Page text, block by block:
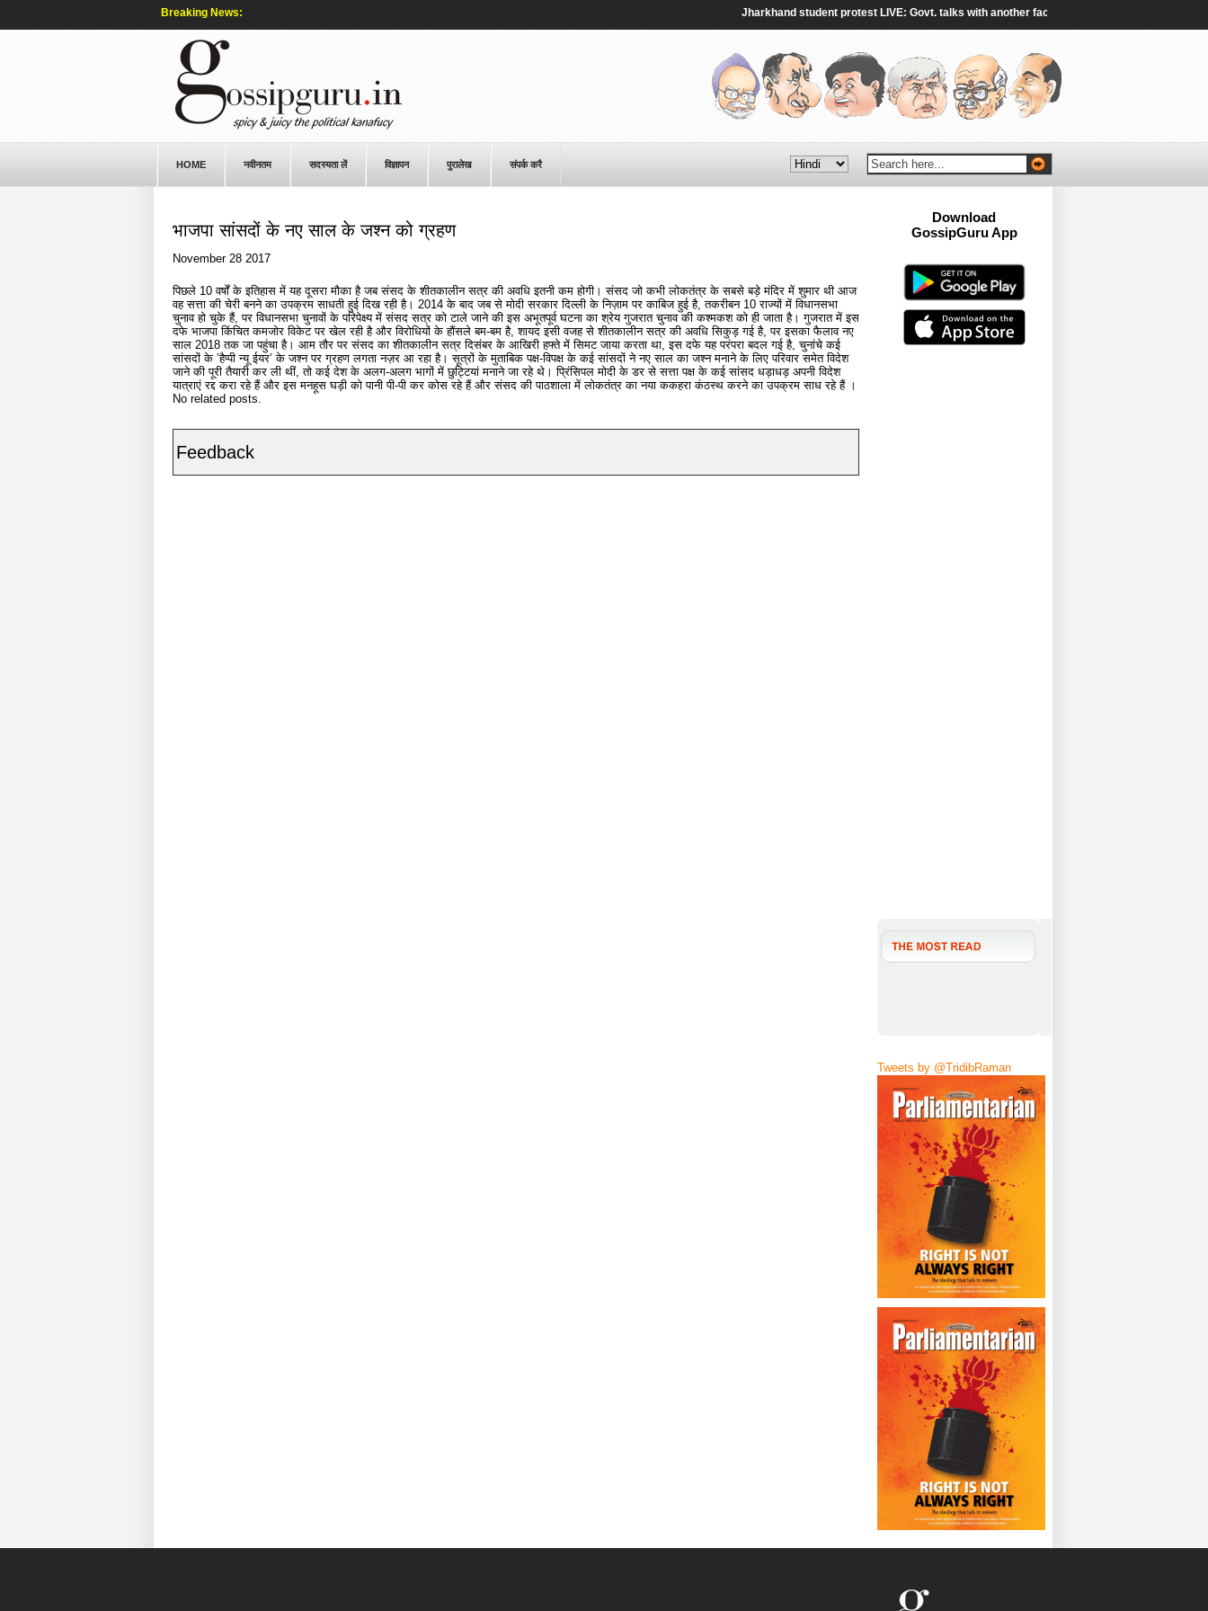
Breaking News: Jharkhand student protest LIVE: Govt. talks with another faction of protestors end without
HOME नवीनतम सदस्यता लें विज्ञापन पुरालेख संपर्क करै
भाजपा सांसदों के नए साल के जश्न को ग्रहण
November 28 2017
पिछले 10 वर्षों के इतिहास में यह दूसरा मौका है जब संसद के शीतकालीन सत्र की अवधि इतनी कम होगी। संसद जो कभी लोकतंत्र के सबसे बड़े मंदिर में शुमार थी आज
वह सत्ता की चेरी बनने का उपक्रम साधती हुई दिख रही है। 2014 के बाद जब से मोदी सरकार दिल्ली के निज़ाम पर काबिज हुई है, तकरीबन 10 राज्यों में विधानसभा
चुनाव हो चुके हैं, पर विधानसभा चुनावों के परिपेक्ष्य में संसद सत्र को टाले जाने की इस अभूतपूर्व घटना का श्रेय गुजरात चुनाव की कश्मकश को ही जाता है। गुजरात में इस
दफे भाजपा किंचित कमजोर विकेट पर खेल रही है और विरोधियों के हौंसले बम-बम है, शायद इसी वजह से शीतकालीन सत्र की अवधि सिकुड़ गई है, पर इसका फैलाव नए
साल 2018 तक जा पहुंचा है। आम तौर पर संसद का शीतकालीन सत्र दिसंबर के आखिरी हफ्ते में सिमट जाया करता था, इस दफे यह परंपरा बदल गई है, चुनांचे कई
सांसदों के ’हैप्पी न्यू ईयर’ के जश्न पर ग्रहण लगता नज़र आ रहा है। सूत्रों के मुताबिक पक्ष-विपक्ष के कई सांसदों ने नए साल का जश्न मनाने के लिए परिवार समेत विदेश
जाने की पूरी तैयारी कर ली थीं, तो कई देश के अलग-अलग भागों में छुट्टियां मनाने जा रहे थे। प्रिंसिपल मोदी के डर से सत्ता पक्ष के कई सांसद धड़ाधड़ अपनी विदेश
यात्राएं रद्द करा रहे हैं और इस मनहूस घड़ी को पानी पी-पी कर कोस रहे हैं और संसद की पाठशाला में लोकतंत्र का नया ककहरा कंठस्थ करने का उपक्रम साध रहे हैं ।
No related posts.
Feedback
Download
GossipGuru App
Tweets by @TridibRaman